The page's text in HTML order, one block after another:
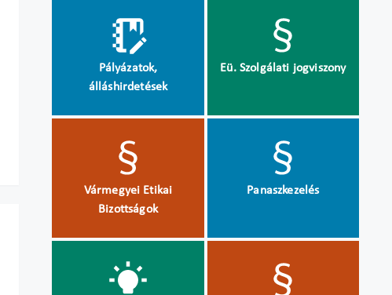
Pályázatok,
álláshirdetések
Eü. Szolgálati jogviszony
Vármegyei Etikai
Bizottságok
Panaszkezelés